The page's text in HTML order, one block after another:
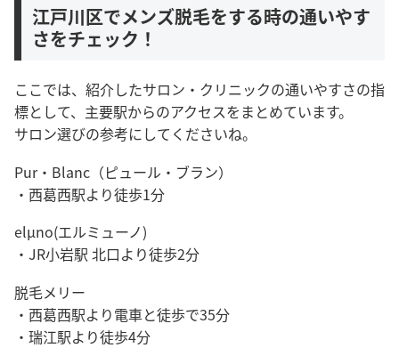
江戸川区でメンズ脱毛をする時の通いやす
さをチェック！
ここでは、紹介したサロン・クリニックの通いやすさの指
標として、主要駅からのアクセスをまとめています。
サロン選びの参考にしてくださいね。
Pur・Blanc（ピュール・ブラン）
・西葛西駅より徒歩1分
elµno(エルミューノ)
・JR小岩駅 北口より徒歩2分
脱毛メリー
・西葛西駅より電車と徒歩で35分
・瑞江駅より徒歩4分